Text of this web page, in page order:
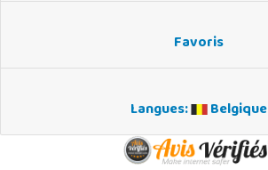
Favoris
Langues: Belgique